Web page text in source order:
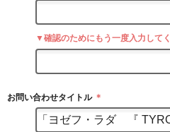
▼確認のためにもう一度入力してく
お問い合わせタイトル ＊